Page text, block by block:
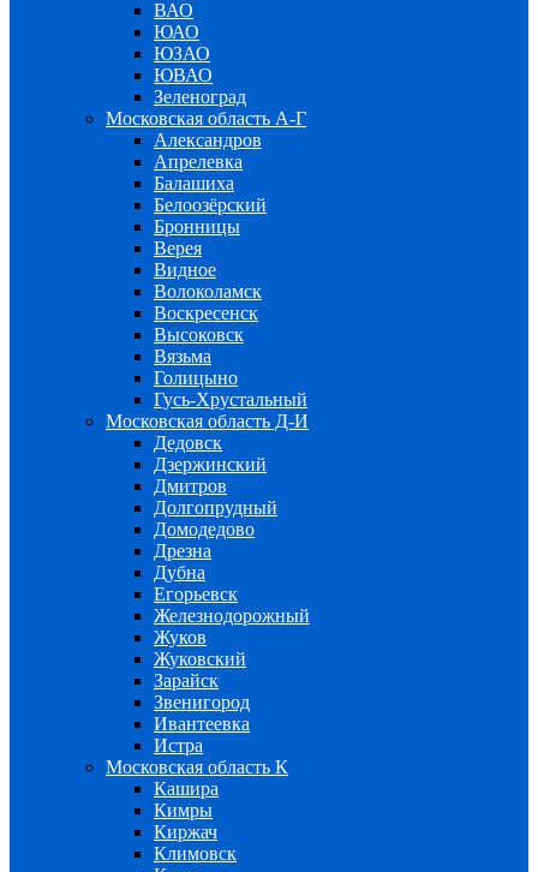
ВАО
ЮАО
ЮЗАО
ЮВАО
Зеленоград
Московская область А-Г
Александров
Апрелевка
Балашиха
Белоозёрский
Бронницы
Верея
Видное
Волоколамск
Воскресенск
Высоковск
Вязьма
Голицыно
Гусь-Хрустальный
Московская область Д-И
Дедовск
Дзержинский
Дмитров
Долгопрудный
Домодедово
Дрезна
Дубна
Егорьевск
Железнодорожный
Жуков
Жуковский
Зарайск
Звенигород
Ивантеевка
Истра
Московская область К
Кашира
Кимры
Киржач
Климовск